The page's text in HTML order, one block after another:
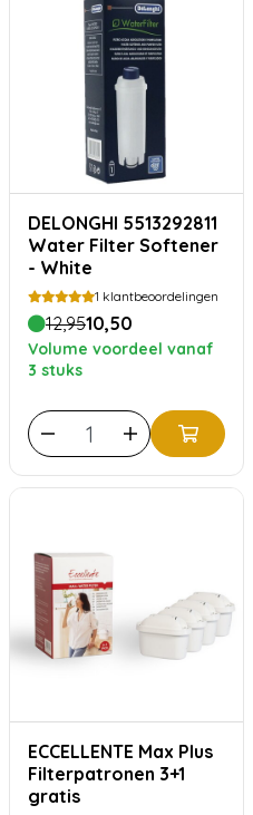
DELONGHI 5513292811
Water Filter Softener
- White
1 klantbeoordelingen
12,9510,50
Volume voordeel vanaf
3 stuks
ECCELLENTE Max Plus
Filterpatronen 3+1
gratis